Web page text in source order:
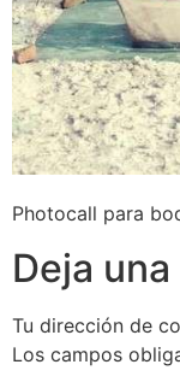
Photocall para
Deja
Tu dirección de
Los campos